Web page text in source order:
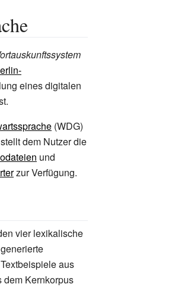
eines digitalen
(WDG)
dem Nutzer die
und
zur Verfügung.
vier lexikalische
aus
dem Kernkorpus